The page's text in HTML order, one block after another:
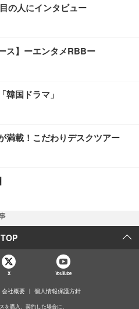
の人にインタビュー
ス】ーエンタメRBBー
韓国ドラマ」
満載！こだわりデスクツアー
TOP
X YouTube
会社概要 個人情報保護方針
を購入、契約した場合に、